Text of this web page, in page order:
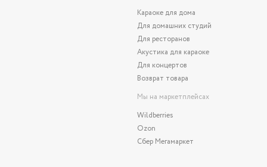
Караоке для дома
Для домашних студий
Для ресторанов
Акустика для караоке
Для концертов
Возврат товара
Мы на маркетплейсах
Wildberries
Ozon
Сбер Мегамаркет